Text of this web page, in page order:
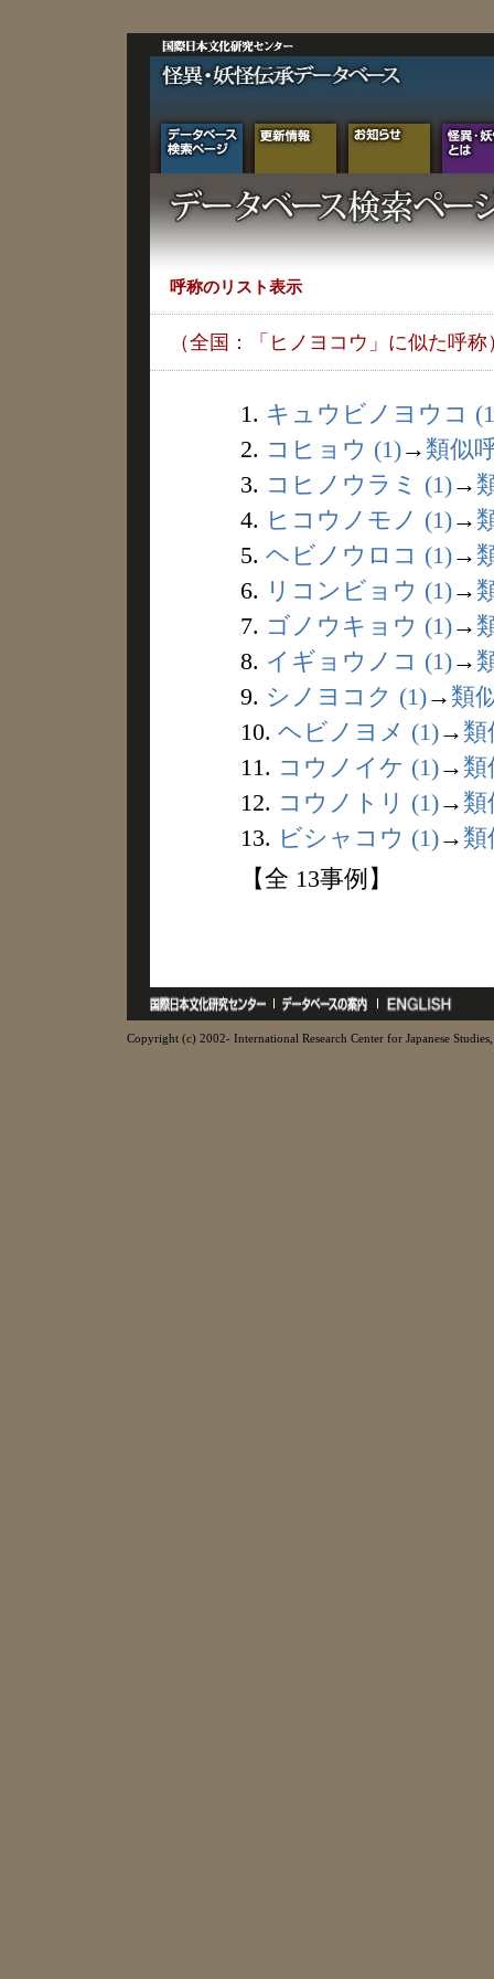
呼称のリスト表示
（全国：「ヒノヨコウ」に似た呼称
1. キュウビノヨウコ
2. コヒョウ (1)→ 類似
3. コヒノウラミ (1)→
4. ヒコウノモノ (1)→
5. ヘビノウロコ (1)→
6. リコンビョウ (1)→
7. ゴノウキョウ (1)→
8. イギョウノコ (1)→
9. シノヨコク (1)→ 類
10. ヘビノヨメ (1)→ 類
11. コウノイケ (1)→ 類
12. コウノトリ (1)→ 類
13. ビシャコウ (1)→ 類
【全 13事例】
Copyright (c) 2002- International Research Center for Japanese